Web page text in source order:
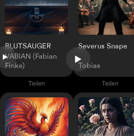
BLUTSAUGER
VABIAN (Fabian
Finke)
Teilen
Severus Snape
Tobias
Teilen